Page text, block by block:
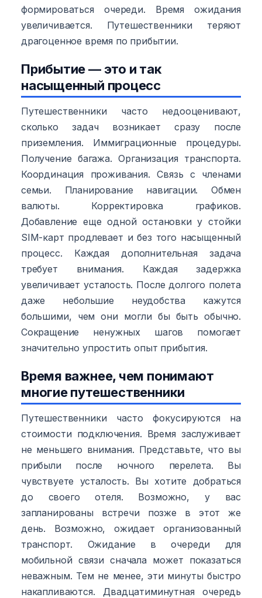
формироваться очереди. Время ожидания
увеличивается. Путешественники теряют
драгоценное время по прибытии.
Прибытие — это и так
насыщенный процесс
Путешественники часто недооценивают,
сколько задач возникает сразу после
приземления. Иммиграционные процедуры.
Получение багажа. Организация транспорта.
Координация проживания. Связь с членами
семьи. Планирование навигации. Обмен
валюты. Корректировка графиков.
Добавление еще одной остановки у стойки
SIM-карт продлевает и без того насыщенный
процесс. Каждая дополнительная задача
требует внимания. Каждая задержка
увеличивает усталость. После долгого полета
даже небольшие неудобства кажутся
большими, чем они могли бы быть обычно.
Сокращение ненужных шагов помогает
значительно упростить опыт прибытия.
Время важнее, чем понимают
многие путешественники
Путешественники часто фокусируются на
стоимости подключения. Время заслуживает
не меньшего внимания. Представьте, что вы
прибыли после ночного перелета. Вы
чувствуете усталость. Вы хотите добраться
до своего отеля. Возможно, у вас
запланированы встречи позже в этот же
день. Возможно, ожидает организованный
транспорт. Ожидание в очереди для
мобильной связи сначала может показаться
неважным. Тем не менее, эти минуты быстро
накапливаются. Двадцатиминутная очередь